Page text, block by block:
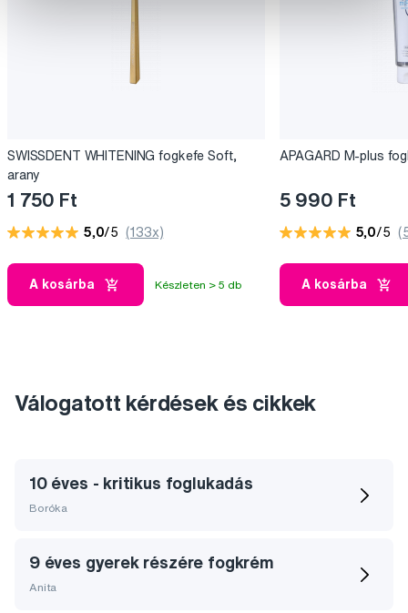
SWISSDENT WHITENING fogkefe Soft,
arany
1 750 Ft
5,0/5 (133x)
A kosárba Készleten > 5 db
APAGARD M-plus
5 990 Ft
5,0/5
A kosárba
Válogatott kérdések és cikkek
10 éves - kritikus foglukadás
Boróka
9 éves gyerek részére fogkrém
Anita